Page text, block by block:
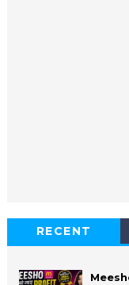
RECENT